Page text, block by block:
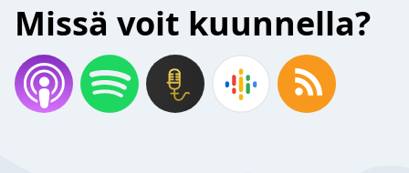
Missä voit kuunnella?